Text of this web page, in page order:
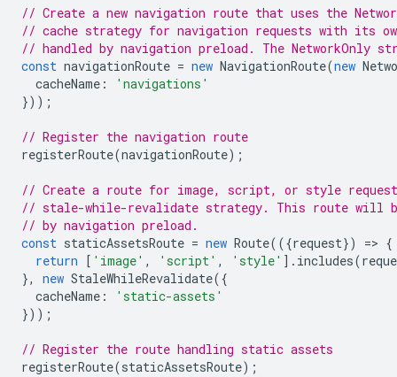
// Create a new navigation route that uses the
// cache strategy for navigation requests with its
// handled by navigation preload. The NetworkOnly
const navigationRoute = new NavigationRoute(new
cacheName :
'navigations'
}));
// Register the navigation route
registerRoute(navigationRoute);
// Create a route for image, script, or style
// stale-while-revalidate strategy. This route will
// by navigation preload.
const staticAssetsRoute = new Route(({request}) => {
return
[ 'image' , 'script' , 'style' ]. includes(
},
new StaleWhileRevalidate({
cacheName :
'static-assets'
}));
// Register the route handling static assets
registerRoute(staticAssetsRoute);